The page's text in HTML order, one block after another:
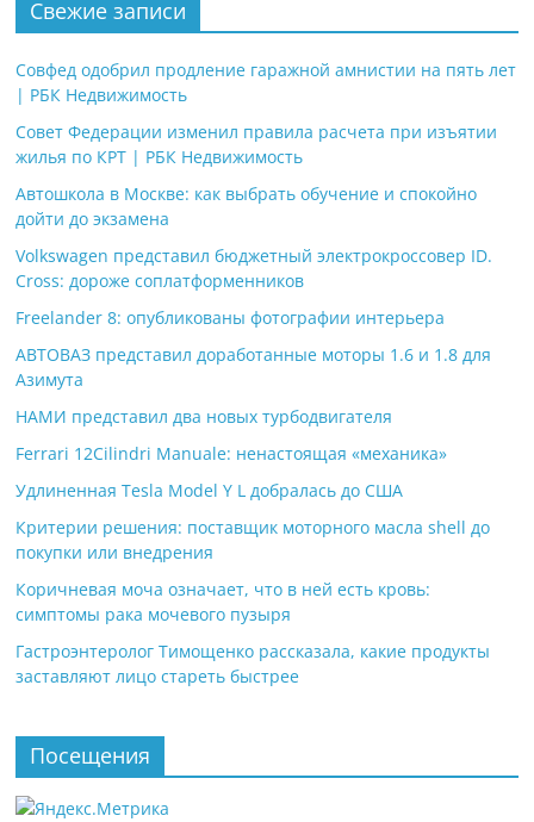
Свежие записи
Совфед одобрил продление гаражной амнистии на пять лет
| РБК Недвижимость
Совет Федерации изменил правила расчета при изъятии
жилья по КРТ | РБК Недвижимость
Автошкола в Москве: как выбрать обучение и спокойно
дойти до экзамена
Volkswagen представил бюджетный электрокроссовер ID.
Cross: дороже соплатформенников
Freelander 8: опубликованы фотографии интерьера
АВТОВАЗ представил доработанные моторы 1.6 и 1.8 для
Азимута
НАМИ представил два новых турбодвигателя
Ferrari 12Cilindri Manuale: ненастоящая «механика»
Удлиненная Tesla Model Y L добралась до США
Критерии решения: поставщик моторного масла shell до
покупки или внедрения
Коричневая моча означает, что в ней есть кровь:
симптомы рака мочевого пузыря
Гастроэнтеролог Тимощенко рассказала, какие продукты
заставляют лицо стареть быстрее
Посещения